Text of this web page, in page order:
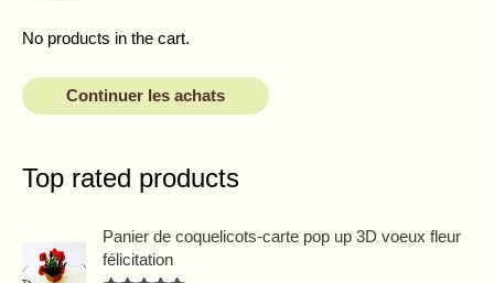
No products in the cart.
Continuer les achats
Top rated products
Panier de coquelicots-carte pop up 3D voeux fleur
félicitation
O
r
u